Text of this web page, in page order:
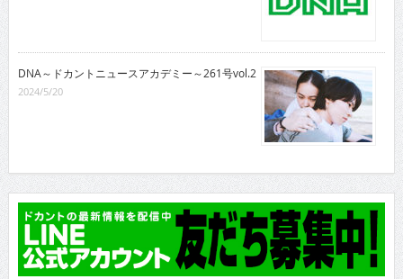
DNA～ドカントニュースアカデミー～261号vol.2
2024/5/20